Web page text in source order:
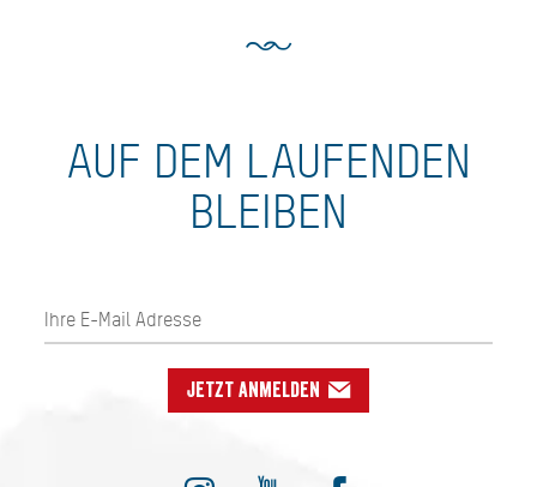
AUF DEM LAUFENDEN
BLEIBEN
Jetzt anmelden